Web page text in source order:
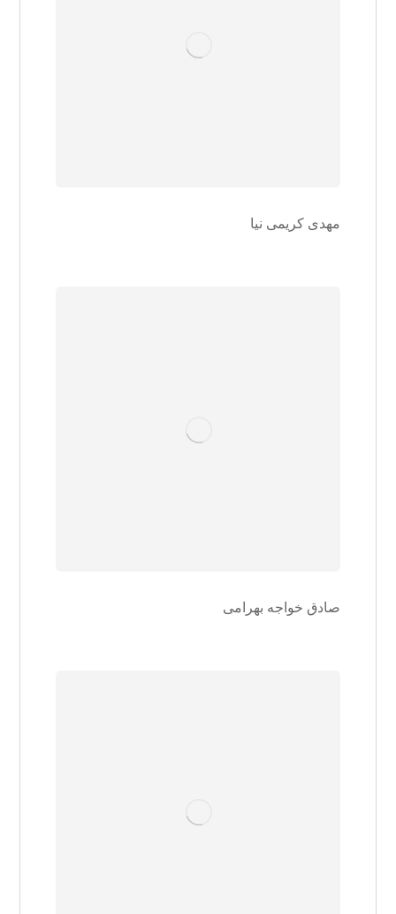
مهدی کریمی نیا
صادق خواجه بهرامی